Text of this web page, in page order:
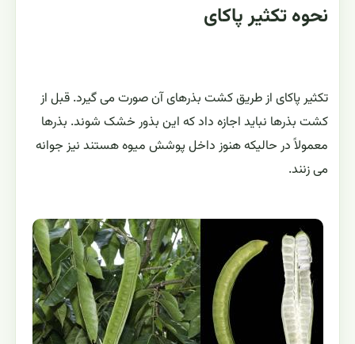
نحوه تکثیر پاکای
تکثیر پاکای از طریق کشت بذرهای آن صورت می گیرد. قبل از
کشت بذرها نباید اجازه داد که این بذور خشک شوند. بذرها
معمولاً در حالیکه هنوز داخل پوشش میوه هستند نیز جوانه
می زنند.